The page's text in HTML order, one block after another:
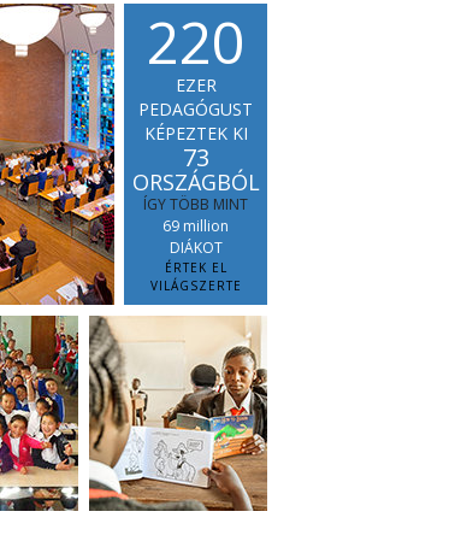
220
EZER
PEDAGÓGUST
KÉPEZTEK KI
73
ORSZÁGBÓL
ÍGY TÖBB MINT
69 million
DIÁKOT
ÉRTEK EL
VILÁGSZERTE